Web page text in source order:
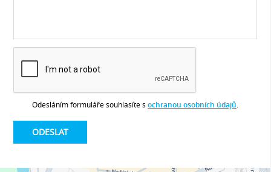
Odesláním formuláře souhlasíte s ochranou osobních údajů